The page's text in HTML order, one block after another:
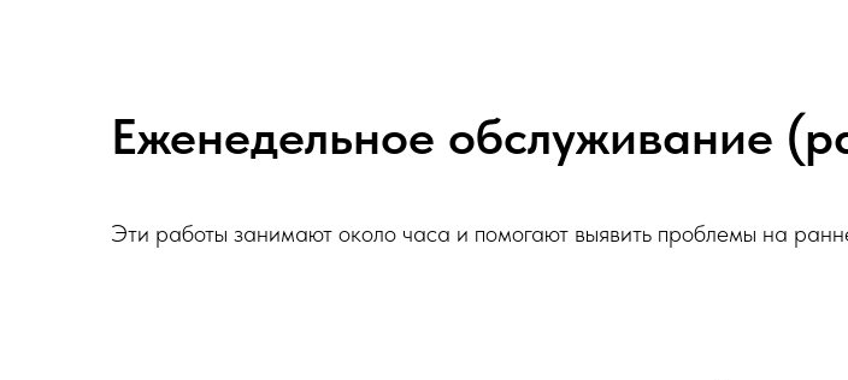
Еженедельное обслуживание
Эти работы занимают около часа и помогают выявить проблемы на